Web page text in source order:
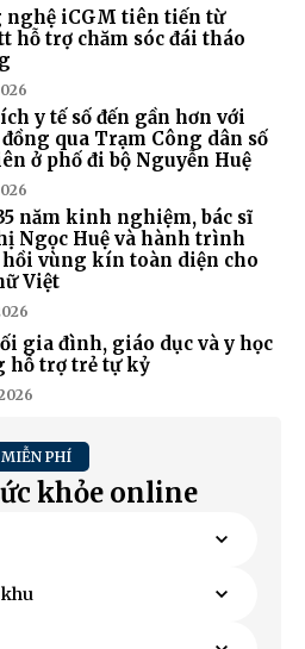
nghệ iCGM tiên tiến từ
hỗ trợ chăm sóc đái tháo
y tế số đến gần hơn với
qua Trạm Công dân số
ở phố đi bộ Nguyễn Huệ
năm kinh nghiệm, bác sĩ
Ngọc Huệ và hành trình
vùng kín toàn diện cho
Việt
gia đình, giáo dục và y học
hỗ trợ trẻ tự kỷ
PHÍ
khỏe online